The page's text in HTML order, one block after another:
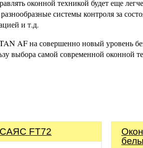
оконной техникой будет еще
системы контроля за
и т.д.
AF на совершенно новый уровень
выбора самой современной оконной
FT72